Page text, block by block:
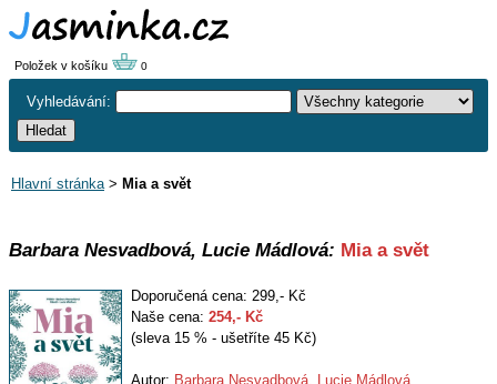
Položek v košíku 0
Vyhledávání:
Hlavní stránka> Mia a svět
Barbara Nesvadbová, Lucie Mádlová: Mia a svět
Doporučená cena: 299,- Kč
Naše cena: 254,- Kč
(sleva 15 % - ušetříte 45 Kč)
Autor: Barbara Nesvadbová, Lucie Mádlová